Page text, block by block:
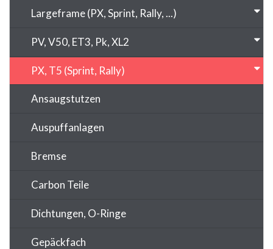
Largeframe (PX, Sprint, Rally, ...)
PV, V50, ET3, Pk, XL2
PX, T5 (Sprint, Rally)
Ansaugstutzen
Auspuffanlagen
Bremse
Carbon Teile
Dichtungen, O-Ringe
Gepäckfach